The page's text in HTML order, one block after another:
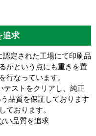
追求
認定された工場にて印刷品
かという点にも重きを置
行なっています。
ストをクリアし、 純正
う品質を保証しております
ております。